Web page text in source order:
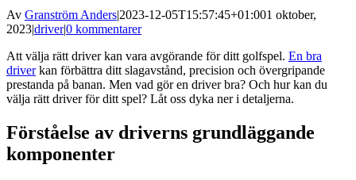
Av Granström Anders|2023-12-05T15:57:45+01:001 oktober,
2023|driver|0 kommentarer
Att välja rätt driver kan vara avgörande för ditt golfspel. En bra
driverkan förbättra ditt slagavstånd, precision och övergripande
prestanda på banan. Men vad gör en driver bra? Och hur kan du
välja rätt driver för ditt spel? Låt oss dyka ner i detaljerna.
Förståelse av driverns grundläggande
komponenter